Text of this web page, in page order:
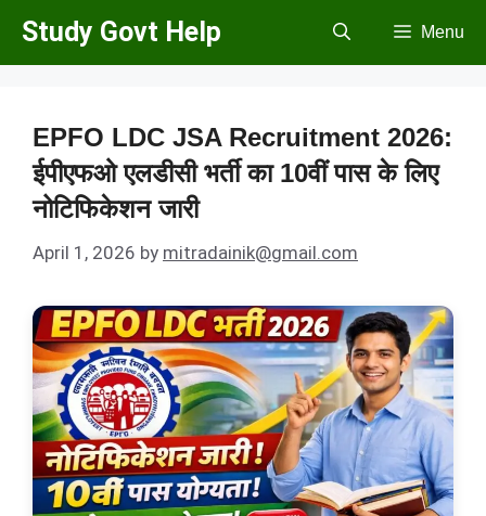
Skip
Study Govt Help Menu
EPFO LDC JSA Recruitment 2026:
ईपीएफओ एलडीसी भर्ती का 10वीं पास के लिए
नोटिफिकेशन जारी
April 1, 2026 by mitradainik@gmail.com